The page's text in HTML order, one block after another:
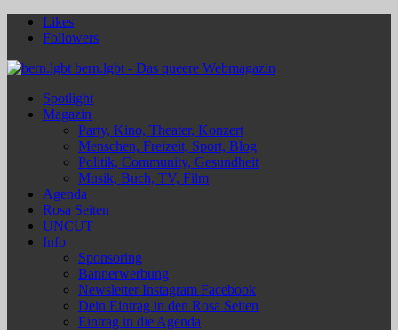
Likes
Followers
bern.lgbt - Das queere Webmagazin
Spotlight
Magazin
Party, Kino, Theater, Konzert
Menschen, Freizeit, Sport, Blog
Politik, Community, Gesundheit
Musik, Buch, TV, Film
Agenda
Rosa Seiten
UNCUT
Info
Sponsoring
Bannerwerbung
Newsletter Instagram Facebook
Dein Eintrag in den Rosa Seiten
Eintrag in die Agenda